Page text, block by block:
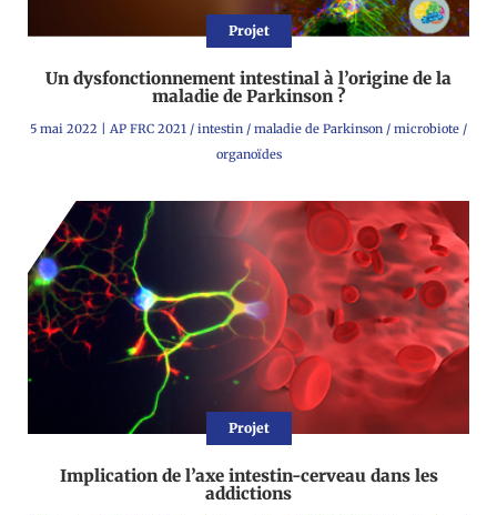
Projet
Un dysfonctionnement intestinal à l’origine de la
maladie de Parkinson ?
5 mai 2022 | AP FRC 2021 / intestin / maladie de Parkinson / microbiote /
organoïdes
Projet
Implication de l’axe intestin-cerveau dans les
addictions